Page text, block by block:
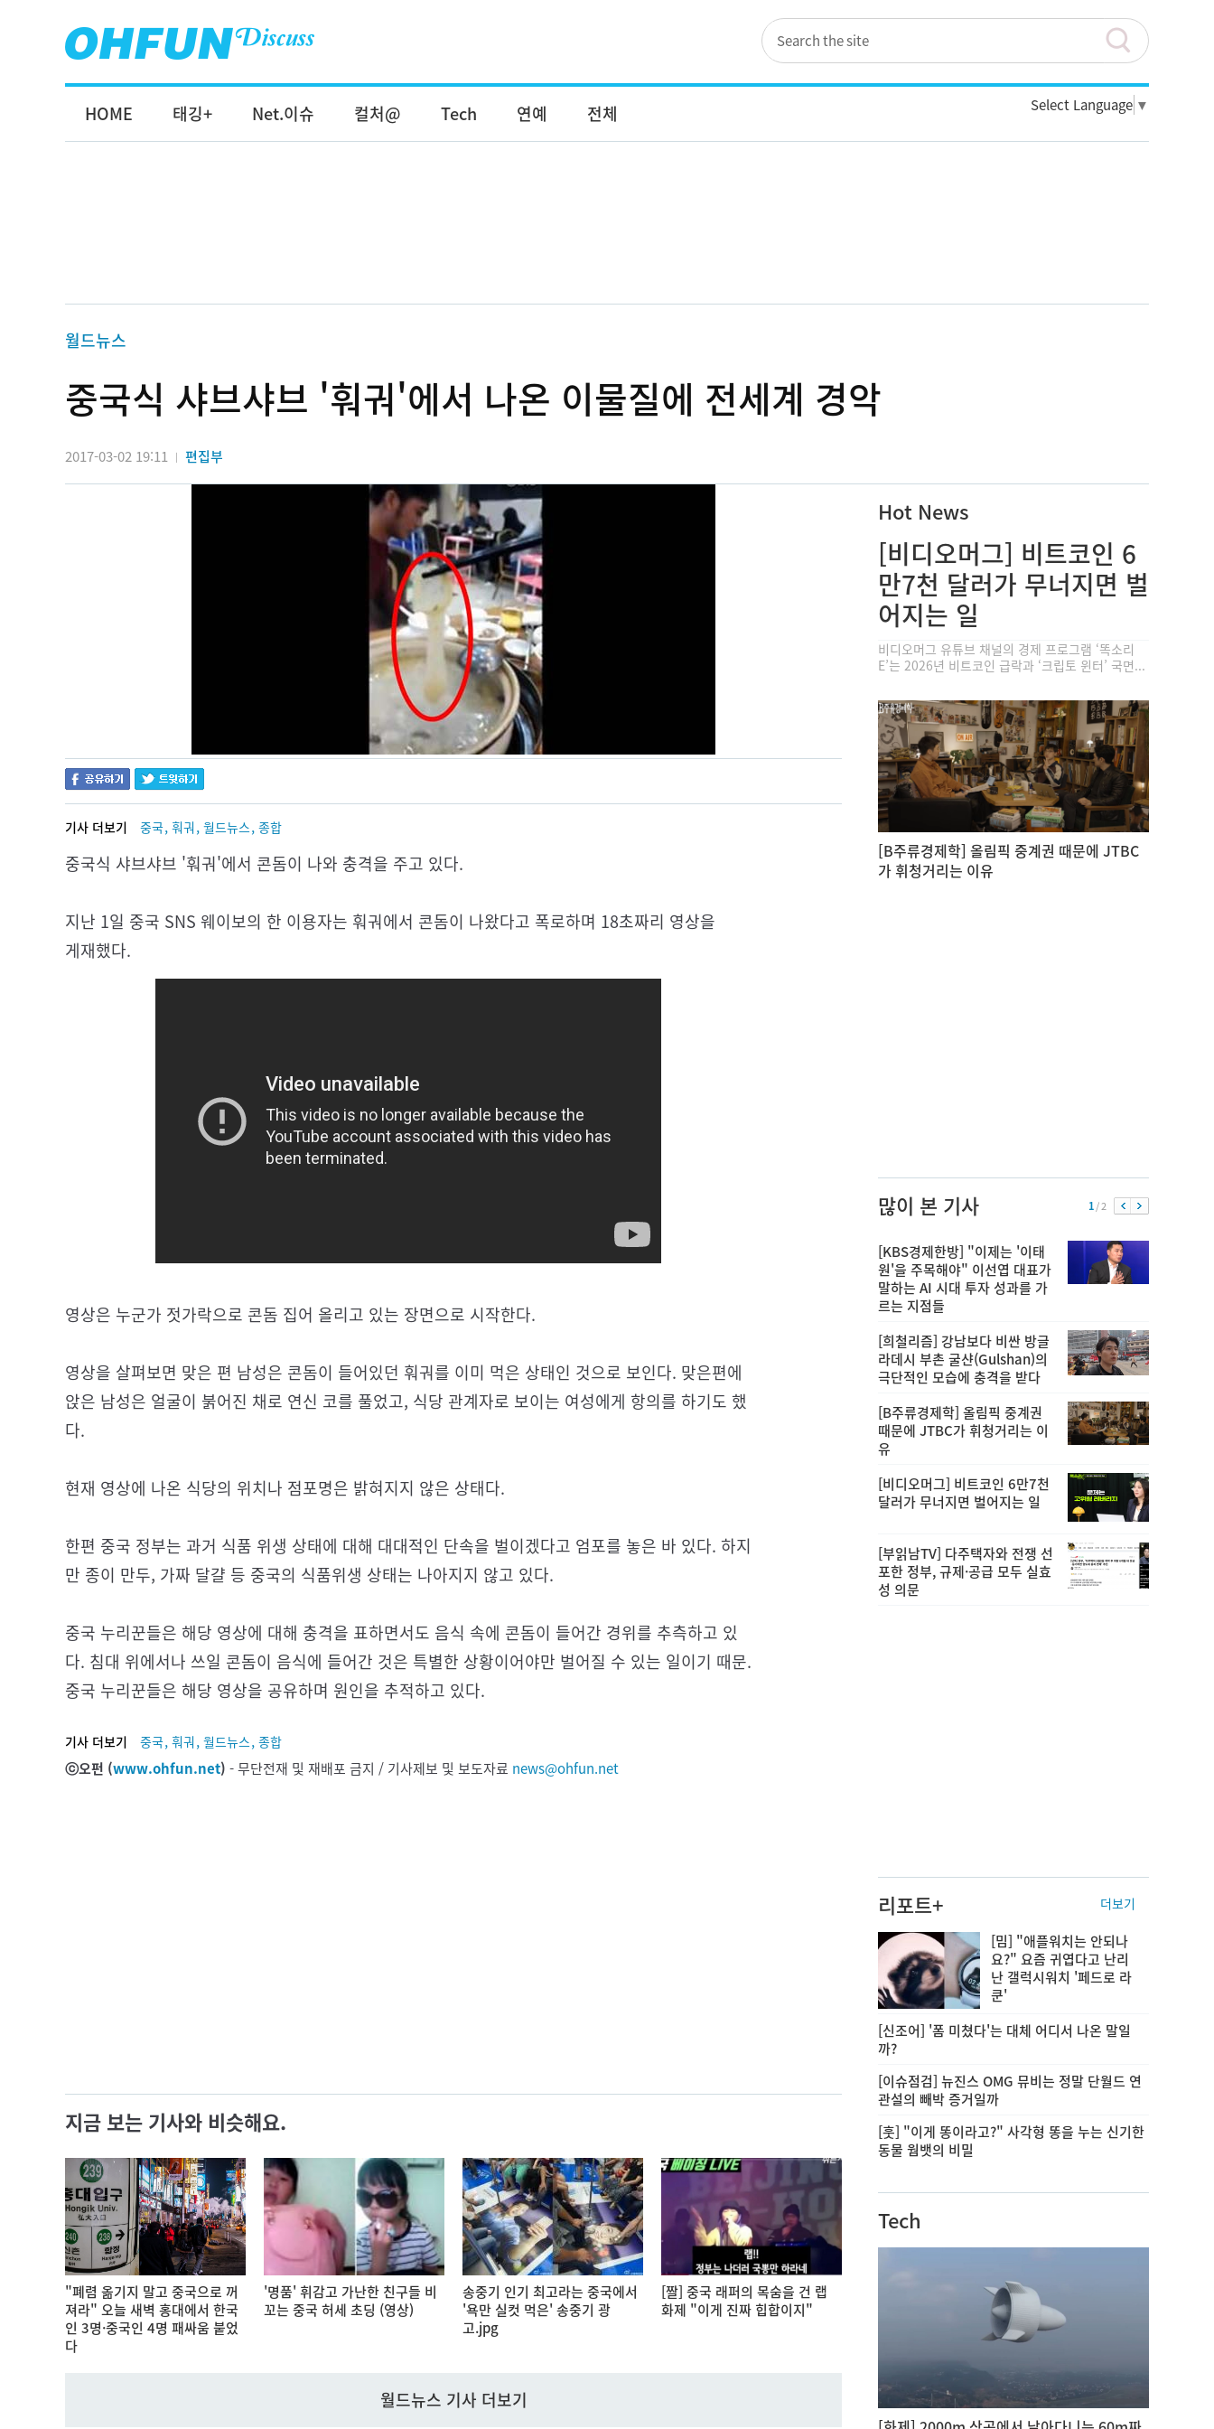
HOME 태깅+ Net.이슈 컬처@ Tech 연예 전체 Select Language ▼
월드뉴스
중국식 샤브샤브 '훠궈'에서 나온 이물질에 전세계 경악
2017-03-02 19:11 | 편집부
기사 더보기 중국, 훠궈, 월드뉴스, 종합
중국식 샤브샤브 '훠궈'에서 콘돔이 나와 충격을 주고 있다.
지난 1일 중국 SNS 웨이보의 한 이용자는 훠궈에서 콘돔이 나왔다고 폭로하며 18초짜리 영상을
게재했다.
영상은 누군가 젓가락으로 콘돔 집어 올리고 있는 장면으로 시작한다.
영상을 살펴보면 맞은 편 남성은 콘돔이 들어있던 훠궈를 이미 먹은 상태인 것으로 보인다. 맞은편에
앉은 남성은 얼굴이 붉어진 채로 연신 코를 풀었고, 식당 관계자로 보이는 여성에게 항의를 하기도 했
다.
현재 영상에 나온 식당의 위치나 점포명은 밝혀지지 않은 상태다.
한편 중국 정부는 과거 식품 위생 상태에 대해 대대적인 단속을 벌이겠다고 엄포를 놓은 바 있다. 하지
만 종이 만두, 가짜 달걀 등 중국의 식품위생 상태는 나아지지 않고 있다.
중국 누리꾼들은 해당 영상에 대해 충격을 표하면서도 음식 속에 콘돔이 들어간 경위를 추측하고 있
다. 침대 위에서나 쓰일 콘돔이 음식에 들어간 것은 특별한 상황이어야만 벌어질 수 있는 일이기 때문.
중국 누리꾼들은 해당 영상을 공유하며 원인을 추적하고 있다.
기사 더보기 중국, 훠궈, 월드뉴스, 종합
ⓒ오펀 (www.ohfun.net) - 무단전재 및 재배포 금지 / 기사제보 및 보도자료 news@ohfun.net
지금 보는 기사와 비슷해요.
"폐렴 옮기지 말고 중국으로 꺼
져라" 오늘 새벽 홍대에서 한국
인 3명·중국인 4명 패싸움 붙었
다
'명품' 휘감고 가난한 친구들 비
꼬는 중국 허세 초딩 (영상)
송중기 인기 최고라는 중국에서
'욕만 실컷 먹은' 송중기 광
고.jpg
[짤] 중국 래퍼의 목숨을 건 랩
화제 "이게 진짜 힙합이지"
월드뉴스 기사 더보기
Hot News
[비디오머그] 비트코인 6
만7천 달러가 무너지면 벌
어지는 일
비디오머그 유튜브 채널의 경제 프로그램 ‘똑소리
E’는 2026년 비트코인 급락과 ‘크립토 윈터’ 국면...
[B주류경제학] 올림픽 중계권 때문에 JTBC
가 휘청거리는 이유
많이 본 기사 1/ 2
[KBS경제한방] "이제는 '이태
원'을 주목해야" 이선엽 대표가
말하는 AI 시대 투자 성과를 가
르는 지점들
[희철리즘] 강남보다 비싼 방글
라데시 부촌 굴샨(Gulshan)의
극단적인 모습에 충격을 받다
[B주류경제학] 올림픽 중계권
때문에 JTBC가 휘청거리는 이
유
[비디오머그] 비트코인 6만7천
달러가 무너지면 벌어지는 일
[부읽남TV] 다주택자와 전쟁 선
포한 정부, 규제·공급 모두 실효
성 의문
리포트+ 더보기
[밈] "애플워치는 안되나
요?" 요즘 귀엽다고 난리
난 갤럭시워치 '페드로 라
쿤'
[신조어] '폼 미쳤다'는 대체 어디서 나온 말일
까?
[이슈점검] 뉴진스 OMG 뮤비는 정말 단월드 연
관설의 빼박 증거일까
[훗] "이게 똥이라고?" 사각형 똥을 누는 신기한
동물 웜뱃의 비밀
Tech